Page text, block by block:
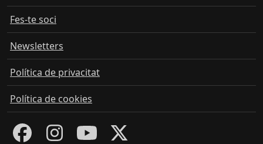
Fes-te soci
Newsletters
Política de privacitat
Política de cookies